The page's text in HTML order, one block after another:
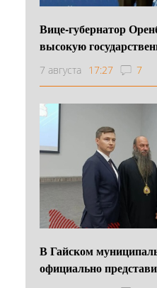
Вице-губернатор
высокую
7 августа 17:27 7
В Гайском
официально